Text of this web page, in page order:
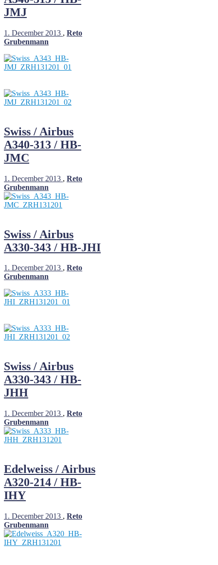
JMJ
1. December 2013 , Reto
Grubenmann
Swiss / Airbus
A340-313 / HB-
JMC
1. December 2013 , Reto
Grubenmann
Swiss / Airbus
A330-343 / HB-JHI
1. December 2013 , Reto
Grubenmann
Swiss / Airbus
A330-343 / HB-
JHH
1. December 2013 , Reto
Grubenmann
Edelweiss / Airbus
A320-214 / HB-
IHY
1. December 2013 , Reto
Grubenmann